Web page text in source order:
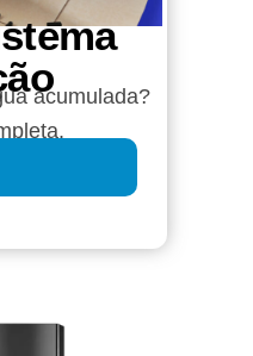
acumulada?